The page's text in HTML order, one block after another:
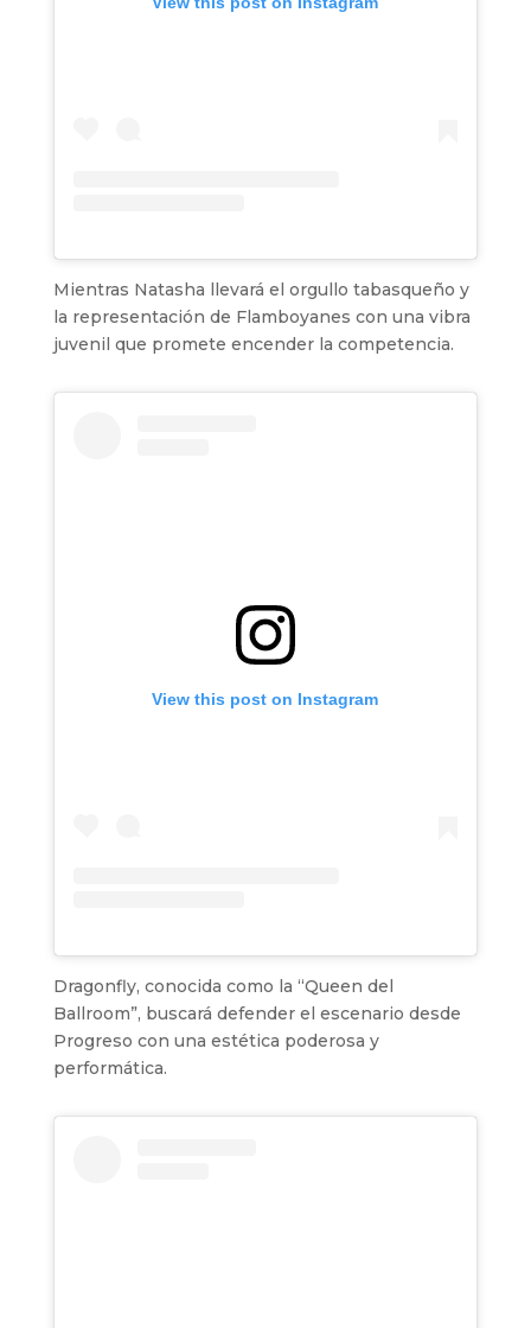
Mientras Natasha llevará el orgullo tabasqueño y
la representación de Flamboyanes con una vibra
juvenil que promete encender la competencia.
View this post on Instagram
Dragonfly, conocida como la “Queen del
Ballroom”, buscará defender el escenario desde
Progreso con una estética poderosa y
performática.